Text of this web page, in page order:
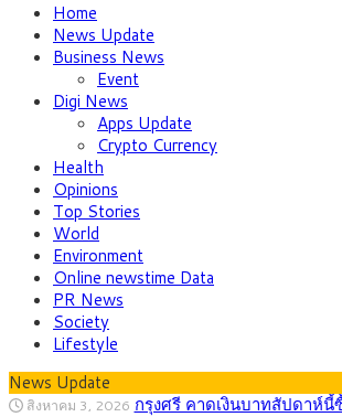
Home
News Update
Business News
Event
Digi News
Apps Update
Crypto Currency
Health
Opinions
Top Stories
World
Environment
Online newstime Data
PR News
Society
Lifestyle
News Update
สิงหาคม 1, 2026 “เอกนิติ” เปิดเครื่องยนต์เศร